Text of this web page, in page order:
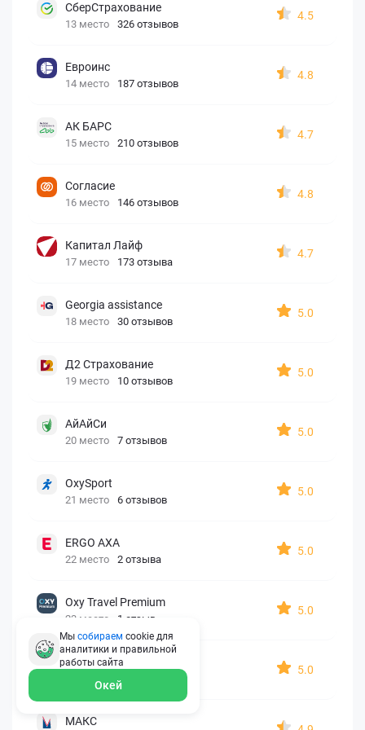
СберСтрахование
13 место 326 отзывов
4.5
Евроинс
14 место 187 отзывов
4.8
АК БАРС
15 место 210 отзывов
4.7
Согласие
16 место 146 отзывов
4.8
Капитал Лайф
17 место 173 отзыва
4.7
Georgia assistance
18 место 30 отзывов
5.0
Д2 Страхование
19 место 10 отзывов
5.0
АйАйСи
20 место 7 отзывов
5.0
OxySport
21 место 6 отзывов
5.0
ERGO AXA
22 место 2 отзыва
5.0
Oxy Travel Premium
23 место 1 отзыв
5.0
УралСиб
1 отзыв
5.0
МАКС
Мы собираем cookie для
аналитики и правильной
работы сайта
Окей